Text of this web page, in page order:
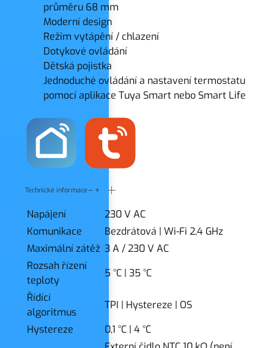
průměru 68 mm
Moderní design
Režim vytápění / chlazení
Dotykové ovládání
Dětská pojistka
Jednoduché ovládání a nastavení termostatu
pomocí aplikace Tuya Smart nebo Smart Life
Technické informace
Napájení
230 V AC
Komunikace
Bezdrátová | Wi-Fi 2,4 GHz
Maximální zátěž 3 A / 230 V AC
Rozsah řízení
teploty
5 °C | 35 °C
Řídící
algoritmus
TPI | Hystereze | OS
Hystereze
0,1 °C | 4 °C